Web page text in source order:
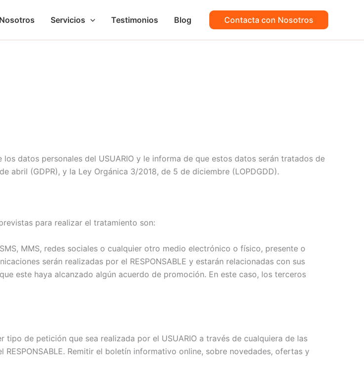
Servicios Testimonios Blog Contacta con Nosotros
los datos personales del USUARIO y le informa de que estos datos serán tratados de
abril (GDPR), y la Ley Orgánica 3/2018, de 5 de diciembre (LOPDGDD).
para realizar el tratamiento son:
MMS, redes sociales o cualquier otro medio electrónico o físico, presente o
serán realizadas por el RESPONSABLE y estarán relacionadas con sus
este haya alcanzado algún acuerdo de promoción. En este caso, los terceros
de petición que sea realizada por el USUARIO a través de cualquiera de las
Remitir el boletín informativo online, sobre novedades, ofertas y